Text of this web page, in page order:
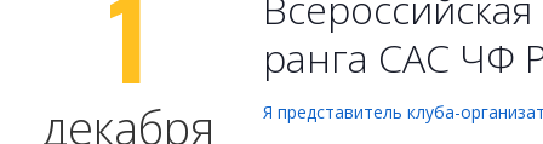
1
декабря
ранга САС ЧФ
Я представитель клуба-